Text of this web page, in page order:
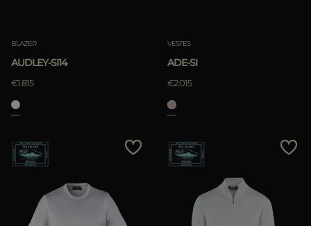
BLAZER
AUDLEY-SI14
€1.815
VESTES
ADE-SI
€2.015